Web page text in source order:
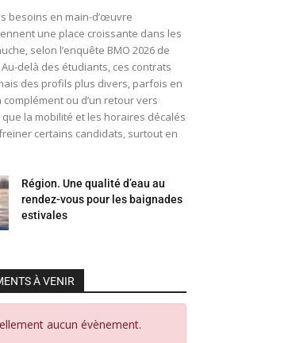
besoins en main-d’œuvre
une place croissante dans les
selon l’enquête BMO 2026 de
Au-delà des étudiants, ces contrats
des profils plus divers, parfois en
complément ou d’un retour vers
que la mobilité et les horaires décalés
certains candidats, surtout en
Région. Une qualité d’eau au
rendez-vous pour les baignades
estivales
À VENIR
aucun évènement.